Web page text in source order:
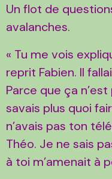
Un flot de
avalanches.
« Tu me vois
reprit Fabien. Il
Parce que ça
savais plus quoi
n’avais pas ton
Théo. Je ne sais
à toi m’amenait à